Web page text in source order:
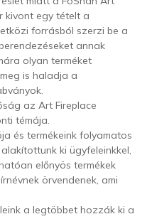
kivont egy tételt a
forrásból szerzi be a
annak
olyan terméket
is haladja a
az Art Fireplace
témája.
és termékeink folyamatos
ki ügyfeleinkkel,
előnyös termékek
örvendenek, ami
a legtöbbet hozzák ki a